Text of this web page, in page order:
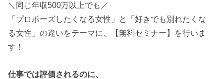
＼同じ年収500万以上でも／
「プロポーズしたくなる女性」と「好きでも別れたくな
る女性」の違いをテーマに、【無料セミナー】を行いま
す！
仕事では評価されるのに、